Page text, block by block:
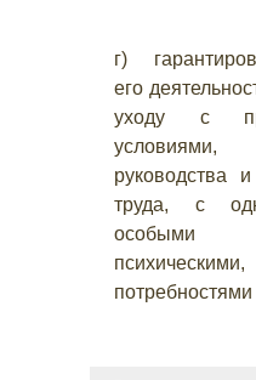
г)
его
уходу с
руководства
труда, с
особыми
потребностями